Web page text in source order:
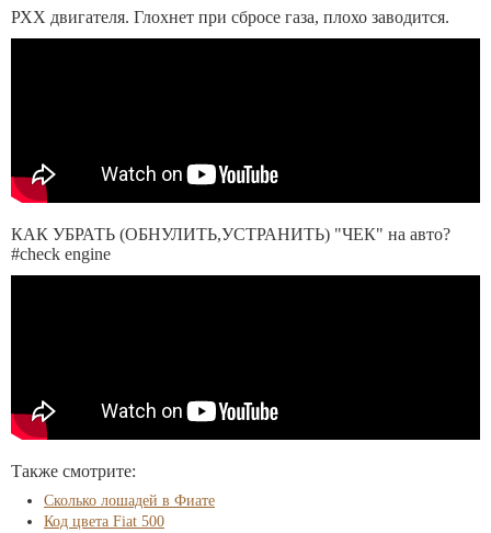
РХХ двигателя. Глохнет при сбросе газа, плохо заводится.
КАК УБРАТЬ (ОБНУЛИТЬ,УСТРАНИТЬ) "ЧЕК" на авто?
#check engine
Также смотрите:
Сколько лошадей в Фиате
Код цвета Fiat 500